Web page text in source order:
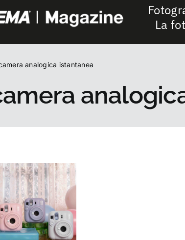
La
analogica istantanea